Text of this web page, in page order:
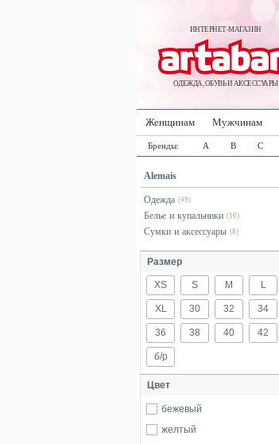
ИНТЕРНЕТ-МАГАЗИН
ОДЕЖДА, ОБУВЬ И АКСЕССУАРЫ
Женщинам Мужчинам
Бренды: A B C
Alemais
Одежда (49)
Белье и купальники (10)
Сумки и аксессуары (8)
Размер
XS S M L
XL 30 32 34
36 38 40 42
б/р
Цвет
бежевый
желтый